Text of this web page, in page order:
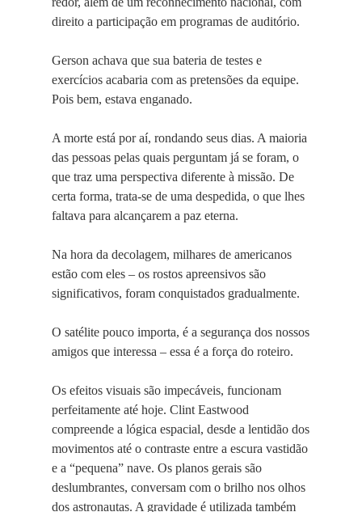
direito a participação em programas de auditório.
Gerson achava que sua bateria de testes e
exercícios acabaria com as pretensões da equipe.
Pois bem, estava enganado.
A morte está por aí, rondando seus dias. A maioria
das pessoas pelas quais perguntam já se foram, o
que traz uma perspectiva diferente à missão. De
certa forma, trata-se de uma despedida, o que lhes
faltava para alcançarem a paz eterna.
Na hora da decolagem, milhares de americanos
estão com eles – os rostos apreensivos são
significativos, foram conquistados gradualmente.
O satélite pouco importa, é a segurança dos nossos
amigos que interessa – essa é a força do roteiro.
Os efeitos visuais são impecáveis, funcionam
perfeitamente até hoje. Clint Eastwood
compreende a lógica espacial, desde a lentidão dos
movimentos até o contraste entre a escura vastidão
e a “pequena” nave. Os planos gerais são
deslumbrantes, conversam com o brilho nos olhos
dos astronautas. A gravidade é utilizada também